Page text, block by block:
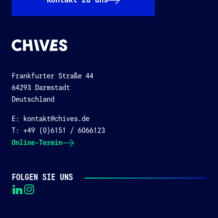
CHIVES
Frankfurter Straße 44
64293 Darmstadt
Deutschland
E:
kontakt@chives.de
T: +49 (0)6151 / 6066123
Online-Termin
FOLGEN SIE UNS
LinkedIn
Instagram